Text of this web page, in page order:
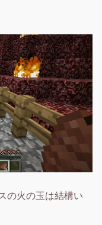
の火の玉は結構い